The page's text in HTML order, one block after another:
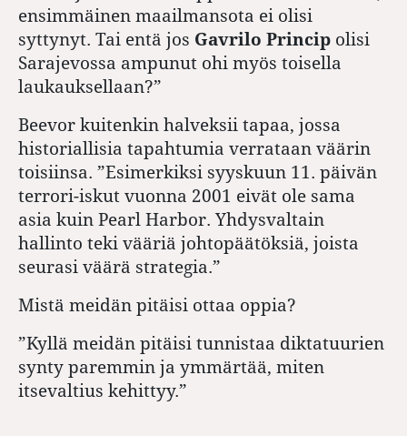
ensimmäinen maailmansota ei olisi
syttynyt. Tai entä jos Gavrilo Princip olisi
Sarajevossa ampunut ohi myös toisella
laukauksellaan?”
Beevor kuitenkin halveksii tapaa, jossa
historiallisia tapahtumia verrataan väärin
toisiinsa. ”Esimerkiksi syyskuun 11. päivän
terrori-iskut vuonna 2001 eivät ole sama
asia kuin Pearl Harbor. Yhdysvaltain
hallinto teki vääriä johtopäätöksiä, joista
seurasi väärä strategia.”
Mistä meidän pitäisi ottaa oppia?
”Kyllä meidän pitäisi tunnistaa diktatuurien
synty paremmin ja ymmärtää, miten
itsevaltius kehittyy.”